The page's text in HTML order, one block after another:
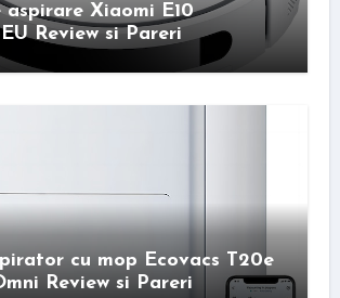
aspirare Xiaomi E10
Review si Pareri
cu mop Ecovacs T20e
Review si Pareri